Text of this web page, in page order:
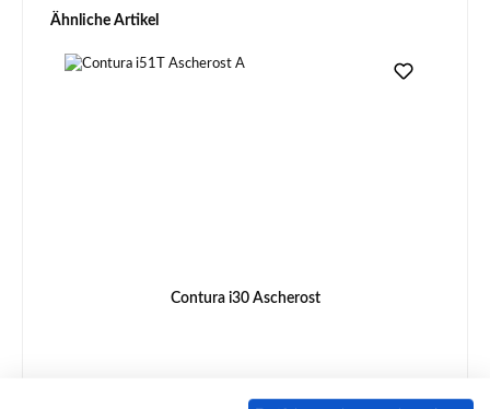
Produktgalerie überspringen
Ähnliche Artikel
Contura i30 Ascherost
Produktnummer:01025181